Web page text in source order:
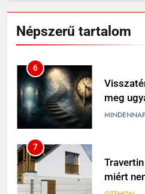
Népszerű tartalom
meg
újra?
7
miért
OTTHON
8
könnyű,
nyári